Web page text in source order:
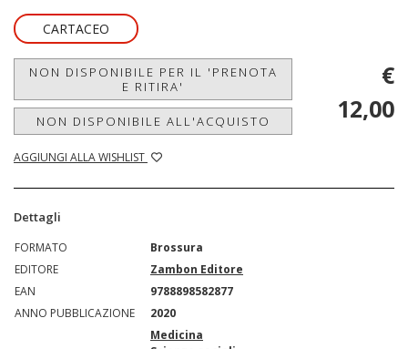
CARTACEO
NON DISPONIBILE PER IL 'PRENOTA
E RITIRA'
NON DISPONIBILE ALL'ACQUISTO
AGGIUNGI ALLA WISHLIST
€
12,00
Dettagli
FORMATO
Brossura
EDITORE
Zambon Editore
EAN
9788898582877
ANNO PUBBLICAZIONE
2020
Medicina